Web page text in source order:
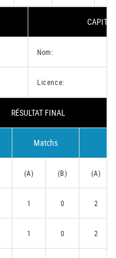
Nom:
Licence:
RÉSULTAT FINAL
Matchs
(A) (B) (A)
1 0 2
1 0 2